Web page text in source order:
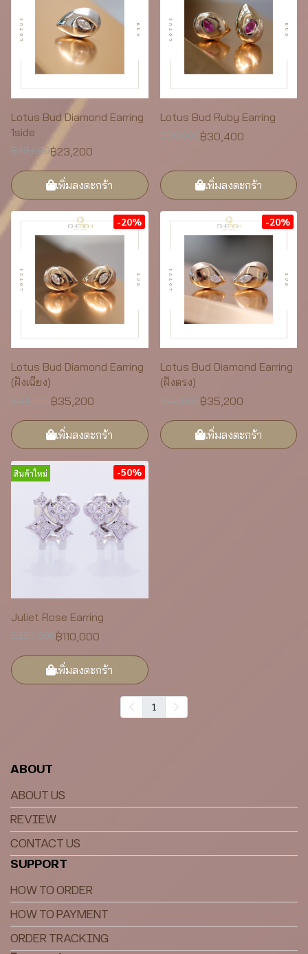
Lotus Bud Diamond Earring
1side
฿29,000฿23,200
เพิ่มลงตะกร้า
Lotus Bud Ruby Earring
฿30,400
เพิ่มลงตะกร้า
-20%
Lotus Bud Diamond Earring
(ฝังเฉียง)
฿35,200
เพิ่มลงตะกร้า
-20%
Lotus Bud Diamond Earring
(ฝังตรง)
฿35,200
เพิ่มลงตะกร้า
สินค้าใหม่ -50%
Juliet Rose Earring
฿110,000
เพิ่มลงตะกร้า
1
ABOUT
ABOUT US
REVIEW
CONTACT US
SUPPORT
HOW TO ORDER
HOW TO PAYMENT
ORDER TRACKING